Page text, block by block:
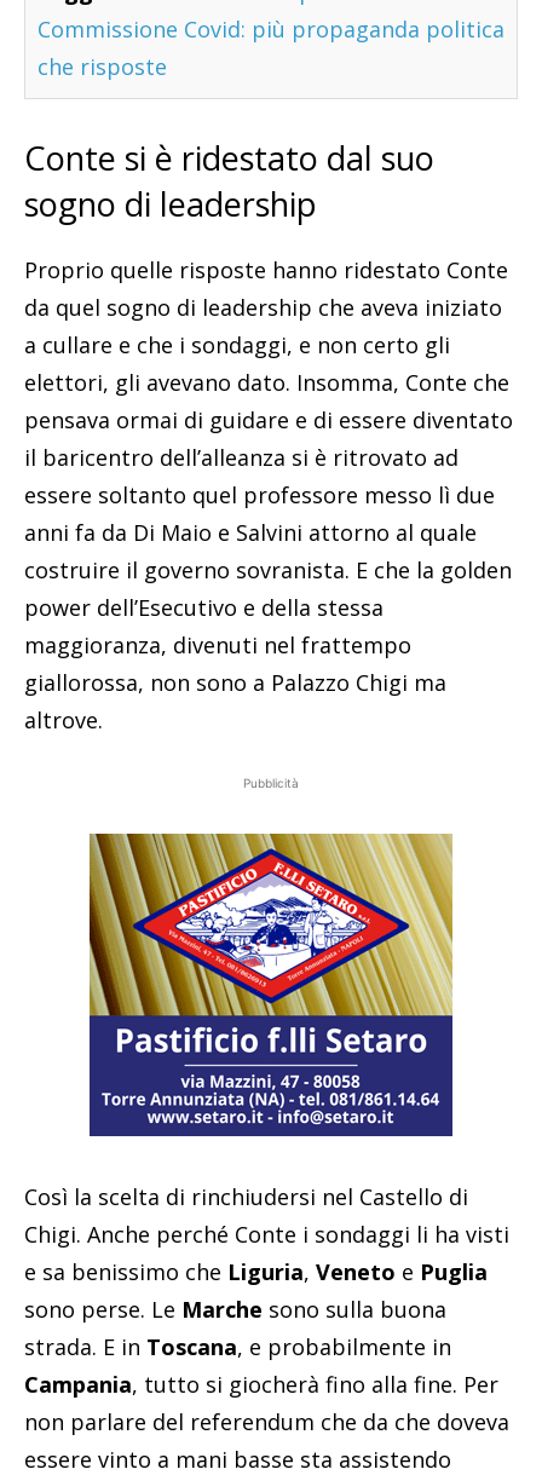
Commissione Covid: più propaganda politica
che risposte
Conte si è ridestato dal suo
sogno di leadership
Proprio quelle risposte hanno ridestato Conte
da quel sogno di leadership che aveva iniziato
a cullare e che i sondaggi, e non certo gli
elettori, gli avevano dato. Insomma, Conte che
pensava ormai di guidare e di essere diventato
il baricentro dell’alleanza si è ritrovato ad
essere soltanto quel professore messo lì due
anni fa da Di Maio e Salvini attorno al quale
costruire il governo sovranista. E che la golden
power dell’Esecutivo e della stessa
maggioranza, divenuti nel frattempo
giallorossa, non sono a Palazzo Chigi ma
altrove.
Pubblicità
Così la scelta di rinchiudersi nel Castello di
Chigi. Anche perché Conte i sondaggi li ha visti
e sa benissimo che Liguria, Veneto e Puglia
sono perse. Le Marche sono sulla buona
strada. E in Toscana, e probabilmente in
Campania, tutto si giocherà fino alla fine. Per
non parlare del referendum che da che doveva
essere vinto a mani basse sta assistendo